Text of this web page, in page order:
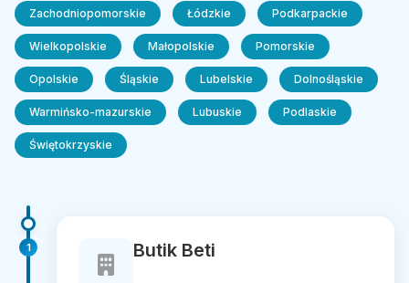
Zachodniopomorskie Łódzkie Podkarpackie
Wielkopolskie Małopolskie Pomorskie
Opolskie Śląskie Lubelskie Dolnośląskie
Warmińsko-mazurskie Lubuskie Podlaskie
Świętokrzyskie
1 Butik Beti